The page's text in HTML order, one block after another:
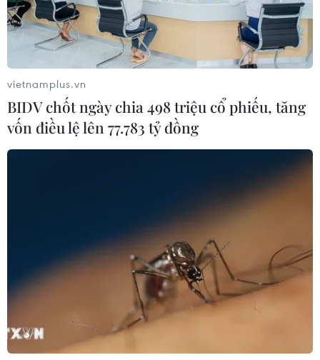
Chính phủ Libya chấp nhận đề xuất
ngừng bắn của Liên hợp quốc
10/08/2019 04:27
Lệnh ngừng bắn nhân lễ Eid al-Adha, sẽ bắt đầu từ
ngày 10 và kết thúc vào 13/8, bao gồm cả một lệnh cấm
vietnamplus.vn
BIDV chốt ngày chia 498 triệu cổ phiếu, tăng
vốn điều lệ lên 77.783 tỷ đồng